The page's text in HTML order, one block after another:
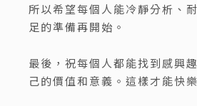
所以希望每個人能冷靜分析、
足的準備再開始。
最後，祝每個人都能找到感興
己的價值和意義。這樣才能快